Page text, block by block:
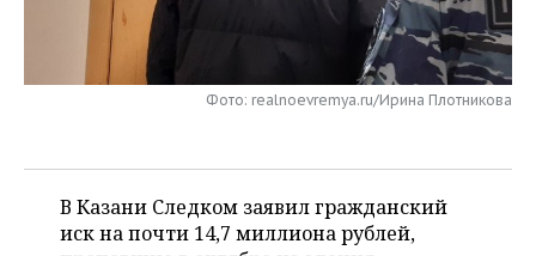
ТРАНСПОРТ
УСЛУГИ
МЕДИА
НОВОСТИ МЕРОПРИЯТИЙ
ВЫЕЗДНАЯ РЕДАКЦИЯ
ОТКРЫТАЯ ЛЕКЦИЯ
СПОРТ
НОВОСТИ СПОРТА
БАСКЕТБОЛ
ОБЩЕСТВО
ИНФРАСТРУКТУРА
СПРАВОЧНИК
Фото: realnoevremya.ru/Ирина Плотникова
В Казани Следком заявил гражданский
иск на почти 14,7 миллиона рублей,